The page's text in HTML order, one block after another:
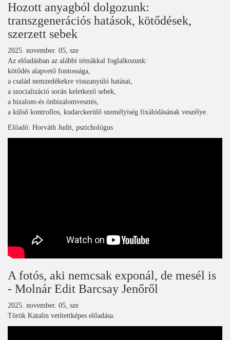
Hozott anyagból dolgozunk:
transzgenerációs hatások, kötődések,
szerzett sebek
2025. november. 05, sze
Az előadásban az alábbi témákkal foglalkozunk:
kötődés alapvető fontossága,
a család nemzedékekre visszanyúló hatásai,
a szocializáció során keletkező sebek,
a bizalom-és önbizalomvesztés,
a külső kontrollos, kudarckerülő személyiség fixálódásának veszélye.
Előadó: Horváth Judit, pszichológus
A fotós, aki nemcsak exponál, de mesél is
- Molnár Edit Barcsay Jenőről
2025. november. 05, sze
Török Katalin vetítettképes előadása.